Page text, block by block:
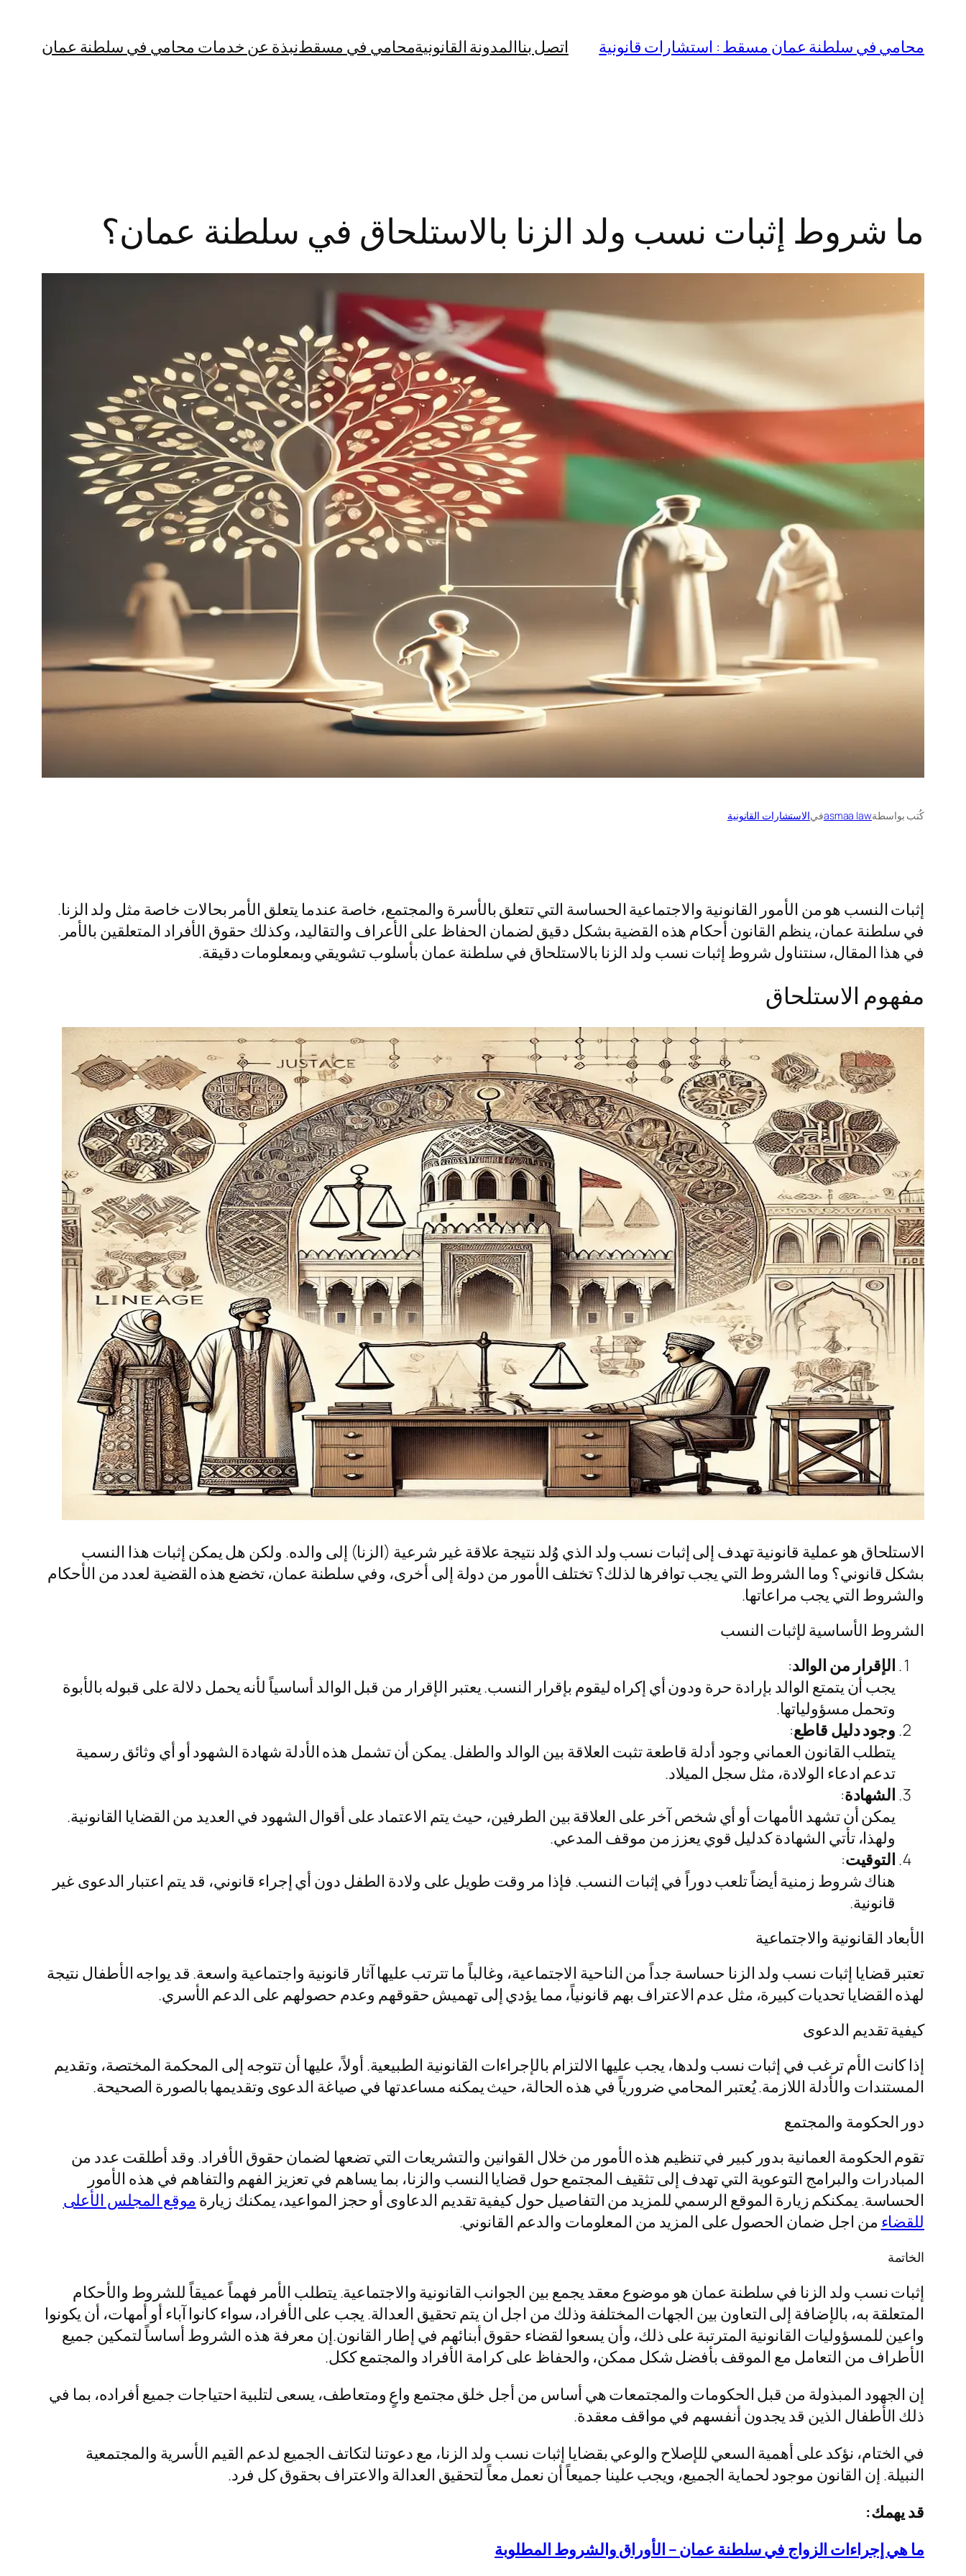
المحتوى
محامي في سلطنة عمان مسقط : استشارات قانونية اتصل بناالمدونة القانونيةمحامي في مسقطنبذة عن خدمات محامي في سلطنة عمان
ما شروط إثبات نسب ولد الزنا بالاستلحاق في سلطنة عمان؟
كُتب بواسطةasmaa lawفيالاستشارات القانونية
إثبات النسب هو من الأمور القانونية والاجتماعية الحساسة التي تتعلق بالأسرة والمجتمع، خاصة عندما يتعلق الأمر بحالات خاصة مثل ولد الزنا.
في سلطنة عمان، ينظم القانون أحكام هذه القضية بشكل دقيق لضمان الحفاظ على الأعراف والتقاليد، وكذلك حقوق الأفراد المتعلقين بالأمر.
في هذا المقال، سنتناول شروط إثبات نسب ولد الزنا بالاستلحاق في سلطنة عمان بأسلوب تشويقي وبمعلومات دقيقة.
مفهوم الاستلحاق
الاستلحاق هو عملية قانونية تهدف إلى إثبات نسب ولد الذي وُلد نتيجة علاقة غير شرعية (الزنا) إلى والده. ولكن هل يمكن إثبات هذا النسب
بشكل قانوني؟ وما الشروط التي يجب توافرها لذلك؟ تختلف الأمور من دولة إلى أخرى، وفي سلطنة عمان، تخضع هذه القضية لعدد من الأحكام
والشروط التي يجب مراعاتها.
الشروط الأساسية لإثبات النسب
الإقرار من الوالد:
يجب أن يتمتع الوالد بإرادة حرة ودون أي إكراه ليقوم بإقرار النسب. يعتبر الإقرار من قبل الوالد أساسياً لأنه يحمل دلالة على قبوله بالأبوة
وتحمل مسؤولياتها.
وجود دليل قاطع:
يتطلب القانون العماني وجود أدلة قاطعة تثبت العلاقة بين الوالد والطفل. يمكن أن تشمل هذه الأدلة شهادة الشهود أو أي وثائق رسمية
تدعم ادعاء الولادة، مثل سجل الميلاد.
الشهادة:
يمكن أن تشهد الأمهات أو أي شخص آخر على العلاقة بين الطرفين، حيث يتم الاعتماد على أقوال الشهود في العديد من القضايا القانونية.
ولهذا، تأتي الشهادة كدليل قوي يعزز من موقف المدعي.
التوقيت:
هناك شروط زمنية أيضاً تلعب دوراً في إثبات النسب. فإذا مر وقت طويل على ولادة الطفل دون أي إجراء قانوني، قد يتم اعتبار الدعوى غير
قانونية.
الأبعاد القانونية والاجتماعية
تعتبر قضايا إثبات نسب ولد الزنا حساسة جداً من الناحية الاجتماعية، وغالباً ما تترتب عليها آثار قانونية واجتماعية واسعة. قد يواجه الأطفال نتيجة
لهذه القضايا تحديات كبيرة، مثل عدم الاعتراف بهم قانونياً، مما يؤدي إلى تهميش حقوقهم وعدم حصولهم على الدعم الأسري.
كيفية تقديم الدعوى
إذا كانت الأم ترغب في إثبات نسب ولدها، يجب عليها الالتزام بالإجراءات القانونية الطبيعية. أولاً، عليها أن تتوجه إلى المحكمة المختصة، وتقديم
المستندات والأدلة اللازمة. يُعتبر المحامي ضرورياً في هذه الحالة، حيث يمكنه مساعدتها في صياغة الدعوى وتقديمها بالصورة الصحيحة.
دور الحكومة والمجتمع
تقوم الحكومة العمانية بدور كبير في تنظيم هذه الأمور من خلال القوانين والتشريعات التي تضعها لضمان حقوق الأفراد. وقد أطلقت عدد من
المبادرات والبرامج التوعوية التي تهدف إلى تثقيف المجتمع حول قضايا النسب والزنا، بما يساهم في تعزيز الفهم والتفاهم في هذه الأمور
الحساسة. يمكنكم زيارة الموقع الرسمي للمزيد من التفاصيل حول كيفية تقديم الدعاوى أو حجز المواعيد، يمكنك زيارة موقع المجلس الأعلى
للقضاء ​ من اجل ضمان الحصول على المزيد من المعلومات والدعم القانوني.
الخاتمة
إثبات نسب ولد الزنا في سلطنة عمان هو موضوع معقد يجمع بين الجوانب القانونية والاجتماعية. يتطلب الأمر فهماً عميقاً للشروط والأحكام
المتعلقة به، بالإضافة إلى التعاون بين الجهات المختلفة وذلك من اجل ان يتم تحقيق العدالة. يجب على الأفراد، سواء كانوا آباء أو أمهات، أن يكونوا
واعين للمسؤوليات القانونية المترتبة على ذلك، وأن يسعوا لقضاء حقوق أبنائهم في إطار القانون.إن معرفة هذه الشروط أساساً لتمكين جميع
الأطراف من التعامل مع الموقف بأفضل شكل ممكن، والحفاظ على كرامة الأفراد والمجتمع ككل.
إن الجهود المبذولة من قبل الحكومات والمجتمعات هي أساس من أجل خلق مجتمع واعٍ ومتعاطف، يسعى لتلبية احتياجات جميع أفراده، بما في
ذلك الأطفال الذين قد يجدون أنفسهم في مواقف معقدة.
في الختام، نؤكد على أهمية السعي للإصلاح والوعي بقضايا إثبات نسب ولد الزنا، مع دعوتنا لتكاتف الجميع لدعم القيم الأسرية والمجتمعية
النبيلة. إن القانون موجود لحماية الجميع، ويجب علينا جميعاً أن نعمل معاً لتحقيق العدالة والاعتراف بحقوق كل فرد.
قد يهمك:
ما هي إجراءات الزواج في سلطنة عمان – الأوراق والشروط المطلوبة